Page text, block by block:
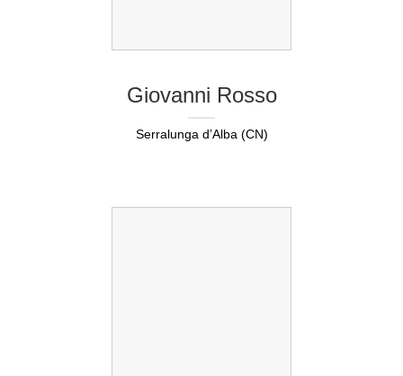
Giovanni Rosso
Serralunga d’Alba (CN)